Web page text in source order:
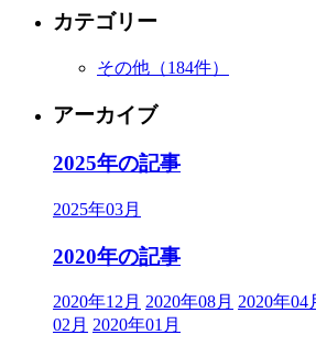
カテゴリー
その他 （184件）
アーカイブ
2025年の記事
2025年03月
2020年の記事
2020年12月 2020年08月 2020年04
02月 2020年01月